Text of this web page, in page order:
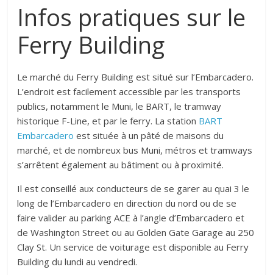
Infos pratiques sur le
Ferry Building
Le marché du Ferry Building est situé sur l’Embarcadero.
L’endroit est facilement accessible par les transports
publics, notamment le Muni, le BART, le tramway
historique F-Line, et par le ferry. La station BART
Embarcadero est située à un pâté de maisons du
marché, et de nombreux bus Muni, métros et tramways
s’arrêtent également au bâtiment ou à proximité.
Il est conseillé aux conducteurs de se garer au quai 3 le
long de l’Embarcadero en direction du nord ou de se
faire valider au parking ACE à l’angle d’Embarcadero et
de Washington Street ou au Golden Gate Garage au 250
Clay St. Un service de voiturage est disponible au Ferry
Building du lundi au vendredi.